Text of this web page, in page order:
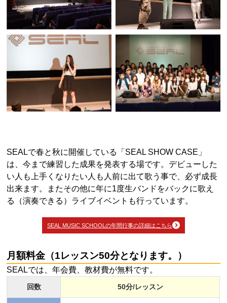
SEALで春と秋に開催している「SEAL SHOW CASE」
は、今まで練習した成果を発表する場です。デビューした
い人も上手くなりたい人も人前に出て歌う事で、必ず成長
出来ます。またその他に年に1度生バンドをバックに歌え
る（演奏できる）ライブイベントも行っています。
SEAL MUSIC SCHOOLの年間行事の詳細はこちら
月額料金（1レッスン50分となります。）
SEALでは、年会費、教材費が無料です。
回数 50分/レッスン